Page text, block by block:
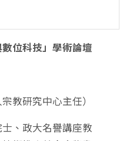
數位科技」學術論壇
教研究中心主任）
、政大名譽講座教